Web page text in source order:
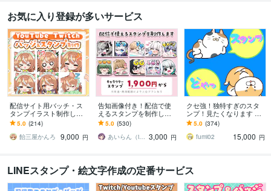
お気に入り登録が多いサービス
配信サイト用バッチ・ス
タンプイラスト制作しま
す 企業実績あり！メンバ
ーシップやサブスク特典
に最適！
5.0 (214)
飴三屋かんろ
9,000 円
告知画像付き！配信で使
えるスタンプを制作しま
す アニメーションスタン
プも対応はじめました！
5.0 (530)
あいらん（iran_stn） 3,000 円
クセ強！独特すぎのスタ
ンプ！見たくなります 大
手企業様お墨付きクオリ
ティ！キャラ映え間違い
ナシ！
5.0 (374)
fumi02
15,000 円
LINEスタンプ・絵文字作成の定番サービス